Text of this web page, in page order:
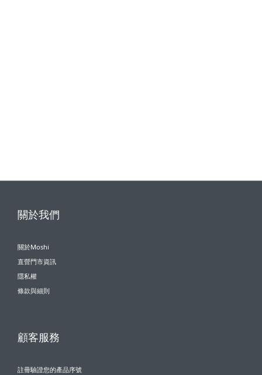
關於我們
關於Moshi
直營門市資訊
隱私權
條款與細則
顧客服務
註冊驗證您的產品序號